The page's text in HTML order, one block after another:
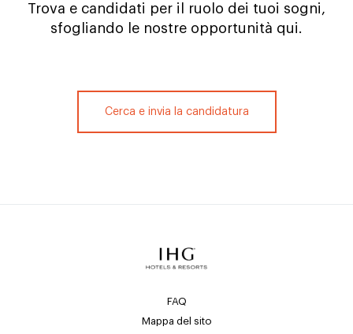
Cerca e invia la candidatura
Trova e candidati per il ruolo dei tuoi sogni,
sfogliando le nostre opportunità qui.
FAQ
Mappa del sito